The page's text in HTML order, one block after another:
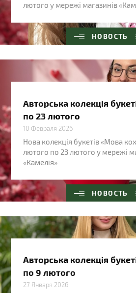
НОВОСТЬ
лютого у мережі магазинів
НОВОСТЬ
Авторська колекція
по 23 лютого
10 Февраля 2026
Нова колекція букетів «Мова
лютого по 23 лютого у мережі
«Камелія»
Авторська колекція
по 9 лютого
27 Января 2026